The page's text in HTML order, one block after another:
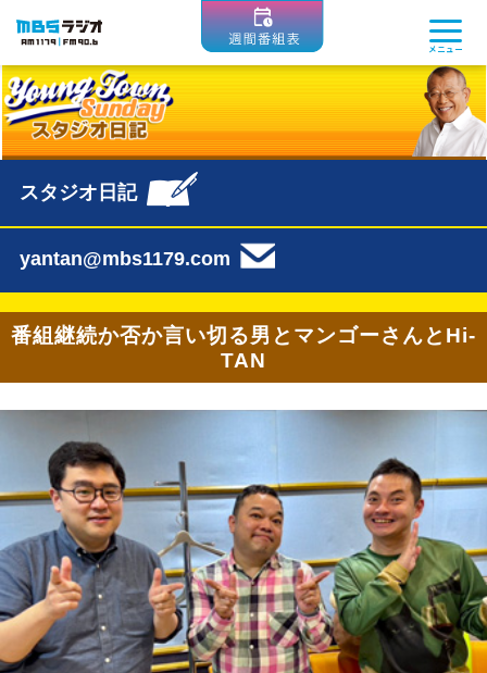
MBSラジオ 1179|FM90.6 メニュー
スタジオ日記
yantan@mbs1179.com
番組継続か否か言い切る男とマンゴーさんとHi-
TAN